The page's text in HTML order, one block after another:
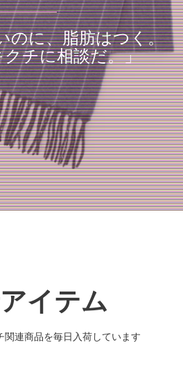
のに、脂肪はつく。
チに相談だ。」
イテム
関連商品を毎日入荷しています